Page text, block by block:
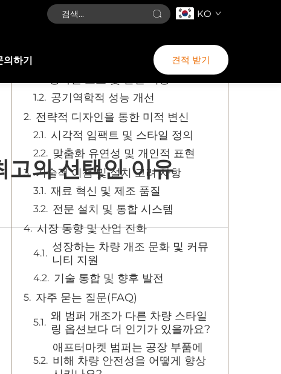
KO
의하기 견적 받기
고의 선택인 이유
목차
공기역학적 성능 개선
전략적 디자인을 통한 미적 변신
시각적 임팩트 및 스타일 정의
맞춤화 유연성 및 개인적 표현
기술적 이점 및 설치 고려 사항
재료 혁신 및 제조 품질
전문 설치 및 통합 시스템
시장 동향 및 산업 진화
성장하는 차량 개조 문화 및 커뮤
니티 지원
기술 통합 및 향후 발전
자주 묻는 질문(FAQ)
왜 범퍼 개조가 다른 차량 스타일
링 옵션보다 더 인기가 있을까요?
애프터마켓 범퍼는 공장 부품에
비해 차량 안전성을 어떻게 향상